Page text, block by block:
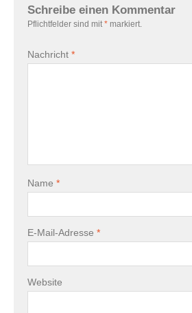
Schreibe einen Kommentar
Pflichtfelder sind mit * markiert.
Nachricht *
Name *
E-Mail-Adresse *
Website